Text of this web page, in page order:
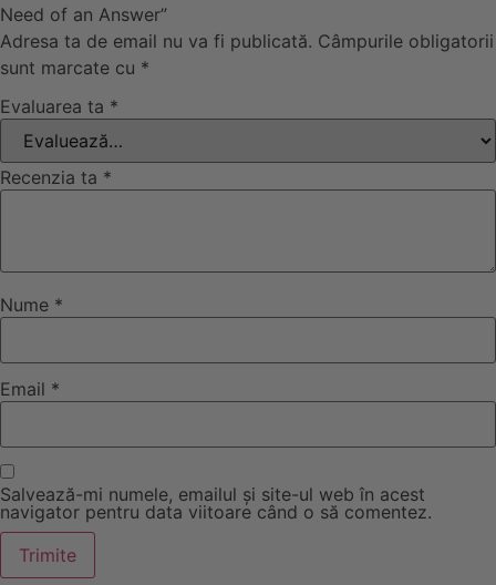
Need of an Answer”
Adresa ta de email nu va fi publicată. Câmpurile obligatorii
sunt marcate cu *
Evaluarea ta *
Recenzia ta *
Nume *
Email *
Salvează-mi numele, emailul și site-ul web în acest
navigator pentru data viitoare când o să comentez.